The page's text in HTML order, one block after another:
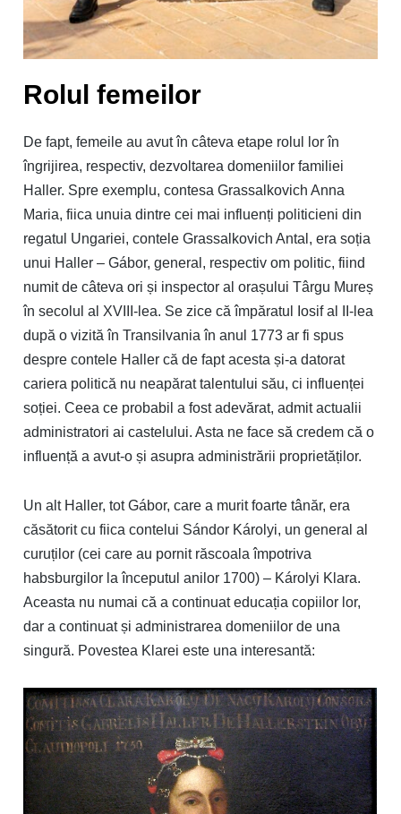
Rolul femeilor
De fapt, femeile au avut în câteva etape rolul lor în
îngrijirea, respectiv, dezvoltarea domeniilor familiei
Haller. Spre exemplu, contesa Grassalkovich Anna
Maria, fiica unuia dintre cei mai influenți politicieni din
regatul Ungariei, contele Grassalkovich Antal, era soția
unui Haller – Gábor, general, respectiv om politic, fiind
numit de câteva ori și inspector al orașului Târgu Mureș
în secolul al XVIII-lea. Se zice că împăratul Iosif al II-lea
după o vizită în Transilvania în anul 1773 ar fi spus
despre contele Haller că de fapt acesta și-a datorat
cariera politică nu neapărat talentului său, ci influenței
soției. Ceea ce probabil a fost adevărat, admit actualii
administratori ai castelului. Asta ne face să credem că o
influență a avut-o și asupra administrării proprietăților.
Un alt Haller, tot Gábor, care a murit foarte tânăr, era
căsătorit cu fiica contelui Sándor Károlyi, un general al
curuților (cei care au pornit răscoala împotriva
habsburgilor la începutul anilor 1700) – Károlyi Klara.
Aceasta nu numai că a continuat educația copiilor lor,
dar a continuat și administrarea domeniilor de una
singură. Povestea Klarei este una interesantă: